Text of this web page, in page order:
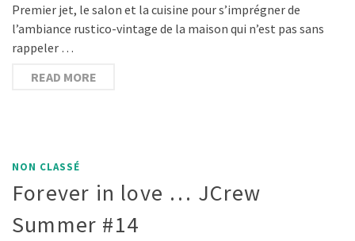
Premier jet, le salon et la cuisine pour s’imprégner de
l’ambiance rustico-vintage de la maison qui n’est pas sans
rappeler …
READ MORE
NON CLASSÉ
Forever in love … JCrew
Summer #14